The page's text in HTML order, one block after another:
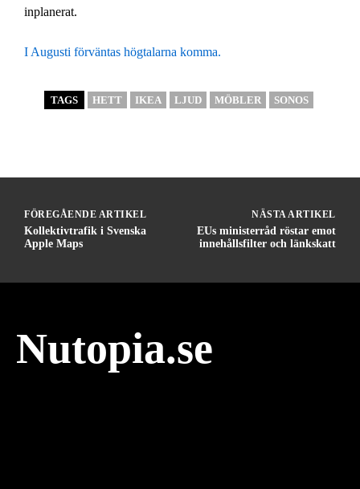
inplanerat.
I Augusti förväntas högtalarna komma.
TAGS HETT IKEA LJUD MÖBLER SONOS
FÖREGÅENDE ARTIKEL
Kollektivtrafik i Svenska
Apple Maps
NÄSTA ARTIKEL
EUs ministerråd röstar emot
innehållsfilter och länkskatt
Nutopia.se